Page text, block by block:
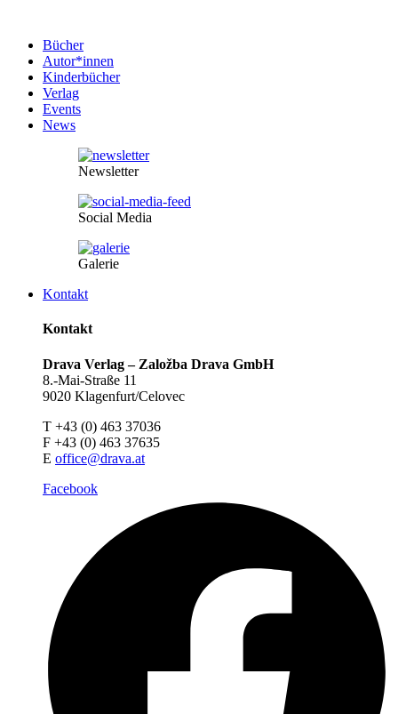
Bücher
Autor*innen
Kinderbücher
Verlag
Events
News
Newsletter
Social Media
Galerie
Kontakt
Kontakt
Drava Verlag – Založba Drava GmbH
8.-Mai-Straße 11
9020 Klagenfurt/Celovec
T +43 (0) 463 37036
F +43 (0) 463 37635
E office@drava.at
Facebook